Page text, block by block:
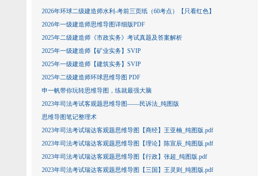
2026年环球二级建造师水利-考前三页纸（60考点）【只看红色】
2026年一级建造师思维导图详细版PDF
2025年二级建造师《市政实务》考试真题及答案解析
2025年一级建造师【矿业实务】SVIP
2025年一级建造师【建筑实务】SVIP
2025年二级建造师环球思维导图 PDF
申一帆带你玩转思维导图，练就最强大脑
2023年司法考试客观题思维导图——民诉法_纯图版
思维导图笔记整理术
2023年司法考试瑞达客观题思维导图【商经】王亚楠_纯图版.pdf
2023年司法考试瑞达客观题思维导图【理论】陈宣辰_纯图版.pdf
2023年司法考试瑞达客观题思维导图【行政】张超_纯图版.pdf
2023年司法考试瑞达客观题思维导图【三国】王灵则_纯图版.pdf